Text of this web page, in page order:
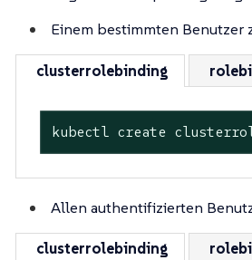
Einem bestimmten Benutzer
clusterrolebinding
kubectl create
Allen authentifizierten
clusterrolebinding